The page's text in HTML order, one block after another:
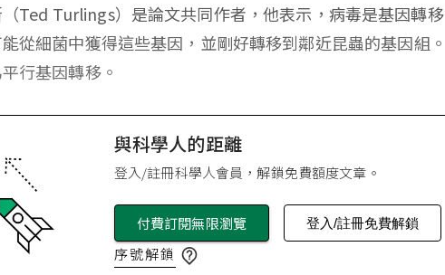
Ted Turlings）是論文共同作者，他表示，病毒是基因轉移
從細菌中獲得這些基因，並剛好轉移到鄰近昆蟲的基因組。
行基因轉移。
與科學人的距離
登入/註冊科學人會員，解鎖免費額度文章。
付費訂閱無限瀏覽 登入/註冊免費解鎖
序號解鎖